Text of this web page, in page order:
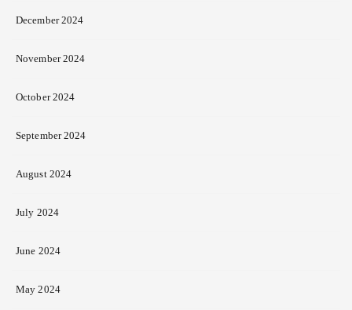
December 2024
November 2024
October 2024
September 2024
August 2024
July 2024
June 2024
May 2024